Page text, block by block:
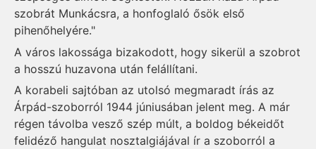
szobrát Munkácsra, a honfoglaló ősök első
pihenőhelyére."
A város lakossága bizakodott, hogy sikerül a szobrot
a hosszú huzavona után felállítani.
A korabeli sajtóban az utolsó megmaradt írás az
Árpád-szoborról 1944 júniusában jelent meg. A már
régen távolba vesző szép múlt, a boldog békeidőt
felidéző hangulat nosztalgiájával ír a szoborról a